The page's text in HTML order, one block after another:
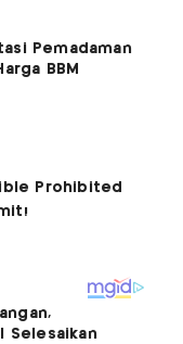
Pemadaman
BBM
Selesaikan